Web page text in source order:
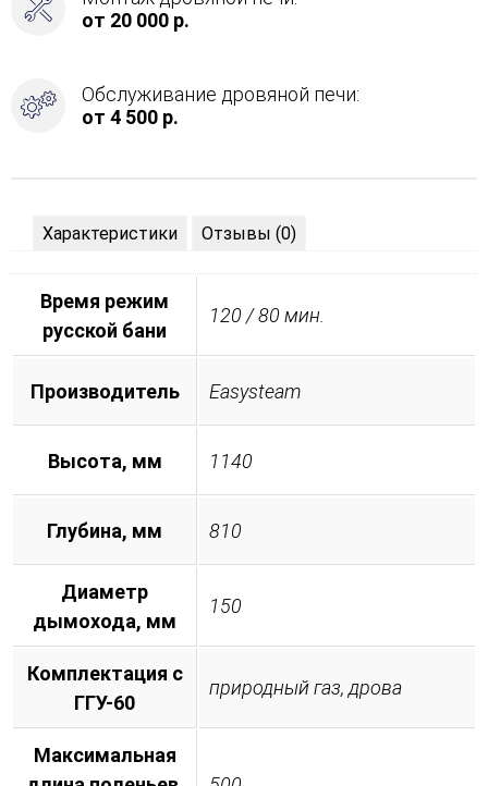
от 20 000 р.
Обслуживание дровяной печи:
от 4 500 р.
Характеристики Отзывы (0)
Время режим
русской бани
120 / 80 мин.
Производитель Easysteam
Высота, мм 1140
Глубина, мм 810
Диаметр
дымохода, мм
150
Комплектация с
ГГУ-60
природный газ, дрова
Максимальная